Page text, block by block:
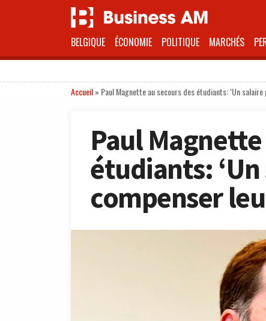
BELGIQUE ÉCONOMIE POLITIQUE MARCHÉS
Accueil» Paul Magnette au secours des étudiants: ‘Un
Paul
étudiants:
compenser